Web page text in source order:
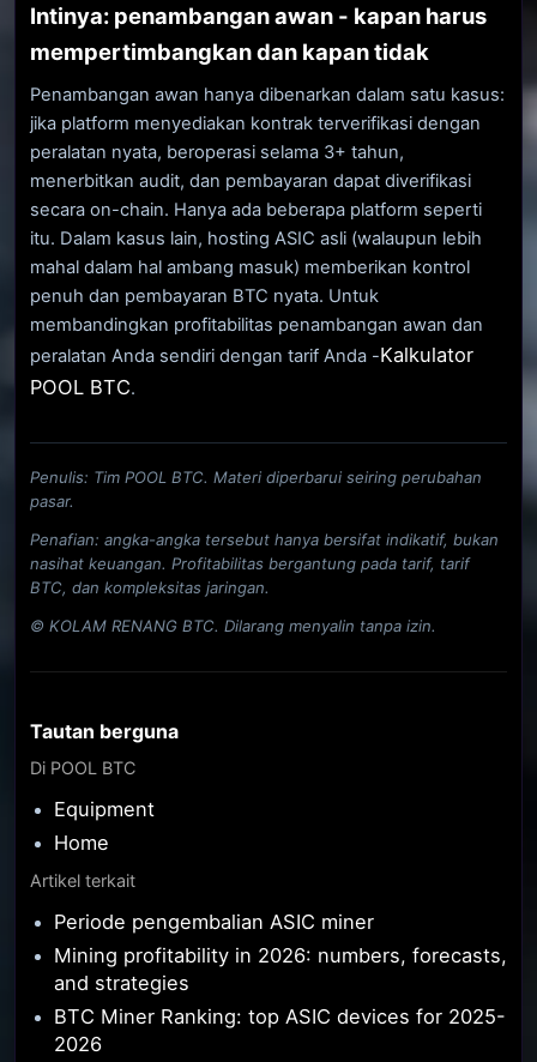
Intinya: penambangan awan - kapan harus
mempertimbangkan dan kapan tidak
Penambangan awan hanya dibenarkan dalam satu kasus:
jika platform menyediakan kontrak terverifikasi dengan
peralatan nyata, beroperasi selama 3+ tahun,
menerbitkan audit, dan pembayaran dapat diverifikasi
secara on-chain. Hanya ada beberapa platform seperti
itu. Dalam kasus lain, hosting ASIC asli (walaupun lebih
mahal dalam hal ambang masuk) memberikan kontrol
penuh dan pembayaran BTC nyata. Untuk
membandingkan profitabilitas penambangan awan dan
peralatan Anda sendiri dengan tarif Anda -Kalkulator
POOL BTC.
Penulis: Tim POOL BTC. Materi diperbarui seiring perubahan
pasar.
Penafian: angka-angka tersebut hanya bersifat indikatif, bukan
nasihat keuangan. Profitabilitas bergantung pada tarif, tarif
BTC, dan kompleksitas jaringan.
© KOLAM RENANG BTC. Dilarang menyalin tanpa izin.
Tautan berguna
Di POOL BTC
Equipment
Home
Artikel terkait
Periode pengembalian ASIC miner
Mining profitability in 2026: numbers, forecasts,
and strategies
BTC Miner Ranking: top ASIC devices for 2025-
2026